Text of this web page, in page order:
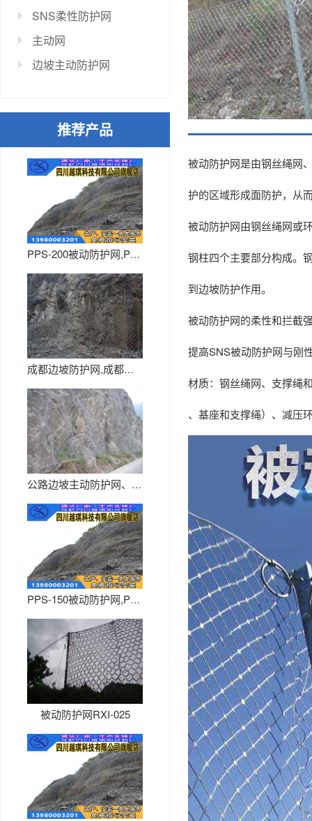
SNS柔性防护网
主动网
边坡主动防护网
推荐产品
PPS-200被动防护网,PP...
成都边坡防护网,成都边坡网
公路边坡主动防护网、铁路沿线主...
PPS-150被动防护网,PP...
被动防护网RXI-025
被动防护网是由钢丝绳网
护的区域形成面防护，从
被动防护网由钢丝绳网或
钢柱四个主要部分构成。
到边坡防护作用。
被动防护网的柔性和拦截
提高SNS被动防护网与刚
材质：钢丝绳网、支撑绳
、基座和支撑绳）、减压